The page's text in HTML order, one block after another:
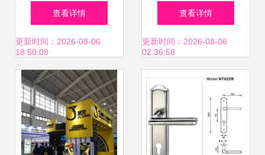
直营店——直供品
质与信赖
查看详情
更新时间：2026-08-06
18:50:08
解析 商家选择与价
格指南，锁具五金
不可或缺
查看详情
更新时间：2026-08-06
02:36:58